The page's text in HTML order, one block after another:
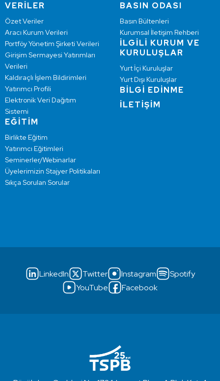
VERİLER
Özet Veriler
Aracı Kurum Verileri
Portföy Yönetim Şirketi Verileri
Girişim Sermayesi Yatırımları
Verileri
Kaldıraçlı İşlem Bildirimleri
Yatırımcı Profili
Elektronik Veri Dağıtım
Sistemi
EĞİTİM
Birlikte Eğitim
Yatırımcı Eğitimleri
Seminerler/Webinarlar
Üyelerimizin Stajyer Politikaları
Sıkça Sorulan Sorular
BASIN ODASI
Basın Bültenleri
Kurumsal İletişim Rehberi
İLGİLİ KURUM VE
KURULUŞLAR
Yurt İçi Kuruluşlar
Yurt Dışı Kuruluşlar
BİLGİ EDİNME
İLETİŞİM
LinkedIn Twitter Instagram
Spotify
YouTube
Facebook